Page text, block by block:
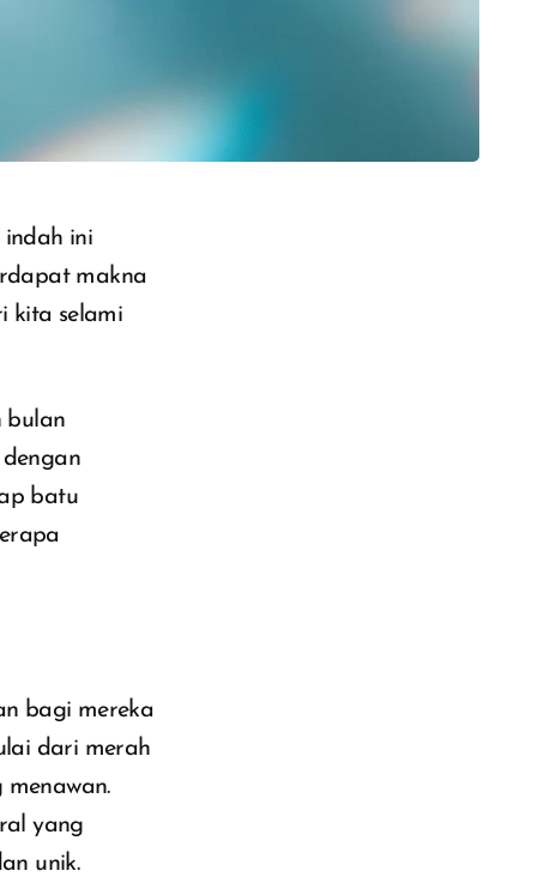
indah ini
makna
kita selami
bulan
batu
bagi mereka
dari merah
yang
unik.